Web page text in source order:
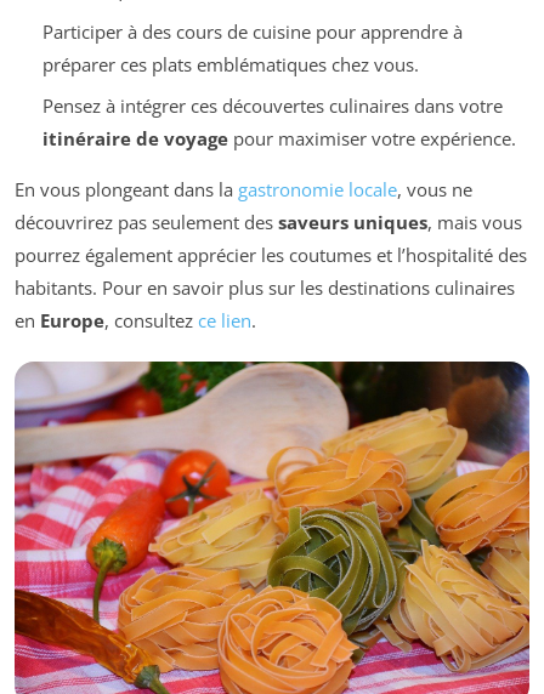
Participer à des cours de cuisine pour apprendre à
préparer ces plats emblématiques chez vous.
Pensez à intégrer ces découvertes culinaires dans votre
itinéraire de voyagepour maximiser votre expérience.
En vous plongeant dans la gastronomie locale, vous ne
découvrirez pas seulement des saveurs uniques, mais vous
pourrez également apprécier les coutumes et l’hospitalité des
habitants. Pour en savoir plus sur les destinations culinaires
en Europe, consultez ce lien.